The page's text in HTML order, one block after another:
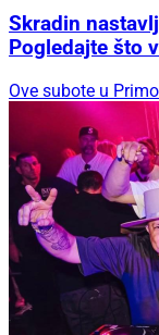
Skradin
Pogledajte što
Ove subote u